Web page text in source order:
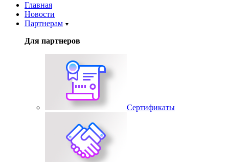
Главная
Новости
Партнерам
Для партнеров
Сертификаты